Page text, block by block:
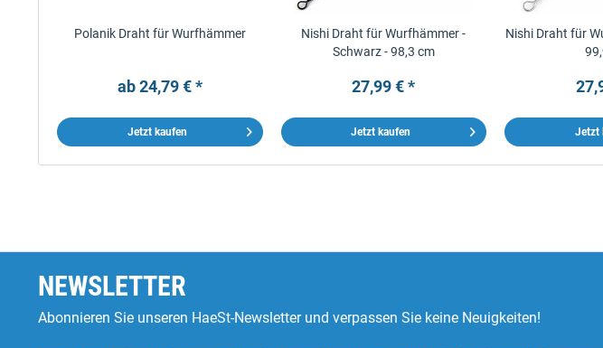
Polanik Draht für Wurfhämmer
ab 24,79 € *
Jetzt kaufen
Nishi Draht für Wurfhämmer -
Schwarz - 98,3 cm
27,99 € *
Jetzt kaufen
Nishi Draht für
Jetzt
NEWSLETTER
Abonnieren Sie unseren HaeSt-Newsletter und verpassen Sie keine Neuigkeiten!